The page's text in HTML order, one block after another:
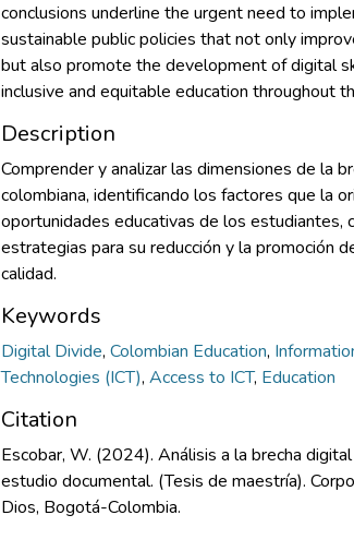
conclusions underline the urgent need to
sustainable public policies that not only
but also promote the development of digital
inclusive and equitable education throughout
Description
Comprender y analizar las dimensiones de la
colombiana, identificando los factores que la
oportunidades educativas de los estudiantes,
estrategias para su reducción y la promoción
calidad.
Keywords
Digital Divide, Colombian Education,
Technologies (ICT), Access to ICT, Education
Citation
Escobar, W. (2024). Análisis a la brecha
estudio documental. (Tesis de maestría).
Dios, Bogotá-Colombia.